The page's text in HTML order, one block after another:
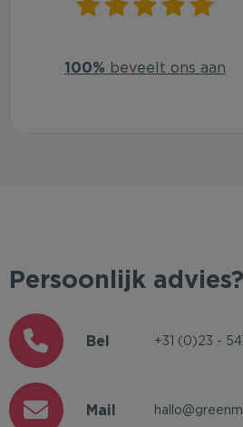
100% beveelt ons aan
Persoonlijk advies?
Bel +31 (0)23 -
Mail